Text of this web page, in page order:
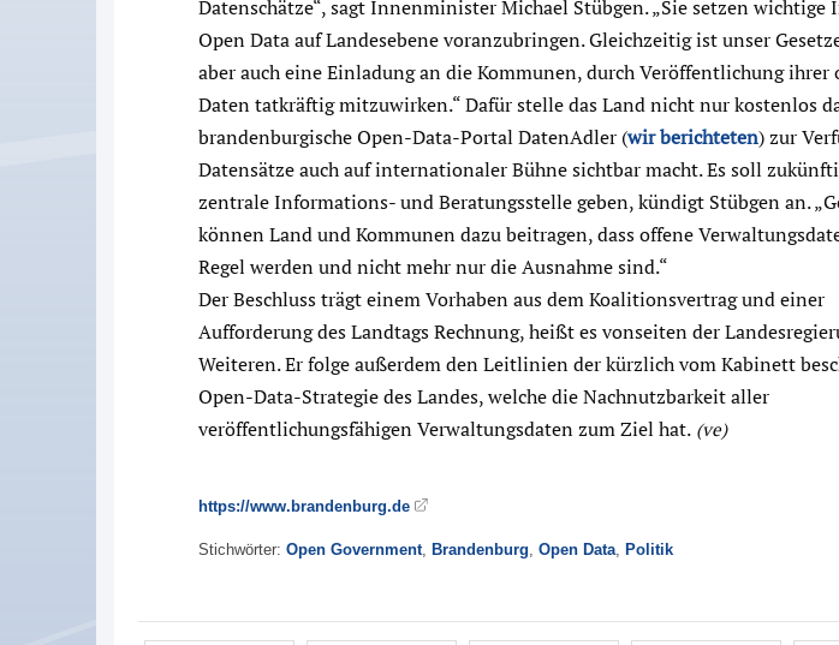
Datenschätze“, sagt Innenminister Michael Stübgen. „Sie setzen wichtige
Open Data auf Landesebene voranzubringen. Gleichzeitig ist unser
aber auch eine Einladung an die Kommunen, durch Veröffentlichung ihrer
Daten tatkräftig mitzuwirken.“ Dafür stelle das Land nicht nur kostenlos
brandenburgische Open-Data-Portal DatenAdler (wir berichteten) zur
Datensätze auch auf internationaler Bühne sichtbar macht. Es soll
zentrale Informations- und Beratungsstelle geben, kündigt Stübgen an.
können Land und Kommunen dazu beitragen, dass offene
Regel werden und nicht mehr nur die Ausnahme sind.“
Der Beschluss trägt einem Vorhaben aus dem Koalitionsvertrag und einer
Aufforderung des Landtags Rechnung, heißt es vonseiten der
Weiteren. Er folge außerdem den Leitlinien der kürzlich vom Kabinett
Open-Data-Strategie des Landes, welche die Nachnutzbarkeit aller
veröffentlichungsfähigen Verwaltungsdaten zum Ziel hat. (ve)
https://www.brandenburg.de
Stichwörter: Open Government, Brandenburg, Open Data, Politik